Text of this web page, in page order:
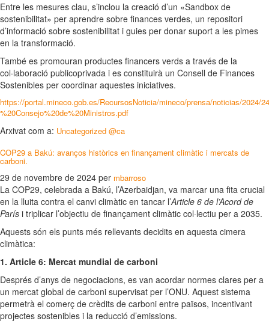
Entre les mesures clau, s’inclou la creació d’un «Sandbox de
sostenibilitat» per aprendre sobre finances verdes, un repositori
d’informació sobre sostenibilitat i guies per donar suport a les pimes
en la transformació.
També es promouran productes financers verds a través de la
col·laboració publicoprivada i es constituirà un Consell de Finances
Sostenibles per coordinar aquestes iniciatives.
https://portal.mineco.gob.es/RecursosNoticia/mineco/prensa/noticias/2024/
%20Consejo%20de%20Ministros.pdf
Arxivat com a: Uncategorized @ca
COP29 a Bakú: avanços històrics en finançament climàtic i mercats de
carboni.
29 de novembre de 2024 per mbarroso
La COP29, celebrada a Bakú, l’Azerbaidjan, va marcar una fita crucial
en la lluita contra el canvi climàtic en tancar l’Article 6 de l’Acord de
París i triplicar l’objectiu de finançament climàtic col·lectiu per a 2035.
Aquests són els punts més rellevants decidits en aquesta cimera
climàtica:
1. Article 6: Mercat mundial de carboni
Després d’anys de negociacions, es van acordar normes clares per a
un mercat global de carboni supervisat per l’ONU. Aquest sistema
permetrà el comerç de crèdits de carboni entre països, incentivant
projectes sostenibles i la reducció d’emissions.